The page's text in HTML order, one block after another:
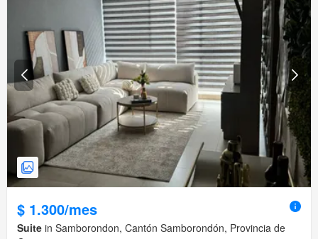
$ 1.300/mes
Suite in Samborondon, Cantón Samborondón, Provincia de